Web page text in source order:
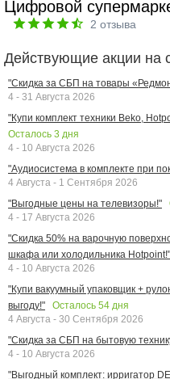
Цифровой
2 отзыва
Действующие акции на
"Скидка за СБП на товары
4 - 31 Августа 2026
"Купи комплект техники Beko,
Осталось 3 дня
4 - 10 Августа 2026
"Аудиосистема в комплекте при
4 Августа - 1 Сентября 2026
"Выгодные цены на телевизоры!"
4 - 17 Августа 2026
"Скидка 50% на варочную
шкафа или холодильника Hotpoint!"
4 - 10 Августа 2026
"Купи вакуумный упаковщик +
выгоду!"
Осталось 54 дня
4 Августа - 30 Сентября 2026
"Скидка за СБП на бытовую
4 - 10 Августа 2026
"Выгодный комплект: ирригатор